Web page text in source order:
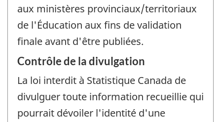
aux ministères provinciaux/territoriaux
de l'Éducation aux fins de validation
finale avant d'être publiées.
Contrôle de la divulgation
La loi interdit à Statistique Canada de
divulguer toute information recueillie qui
pourrait dévoiler l'identité d'une